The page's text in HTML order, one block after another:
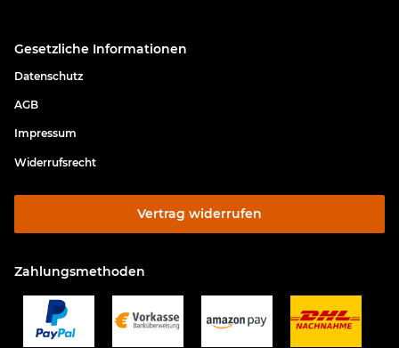
Gesetzliche Informationen
Datenschutz
AGB
Impressum
Widerrufsrecht
Vertrag widerrufen
Zahlungsmethoden